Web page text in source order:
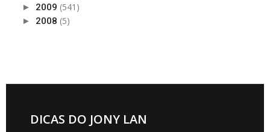
► 2009 (541)
► 2008 (5)
DICAS DO JONY LAN